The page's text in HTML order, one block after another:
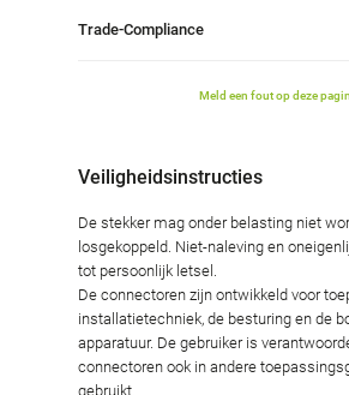
Trade-Compliance
Meld een fout op deze
Veiligheidsinstructies
De stekker mag onder belasting niet
losgekoppeld. Niet-naleving en
tot persoonlijk letsel.
De connectoren zijn ontwikkeld voor
installatietechniek, de besturing en de
apparatuur. De gebruiker is
connectoren ook in andere
gebruikt.